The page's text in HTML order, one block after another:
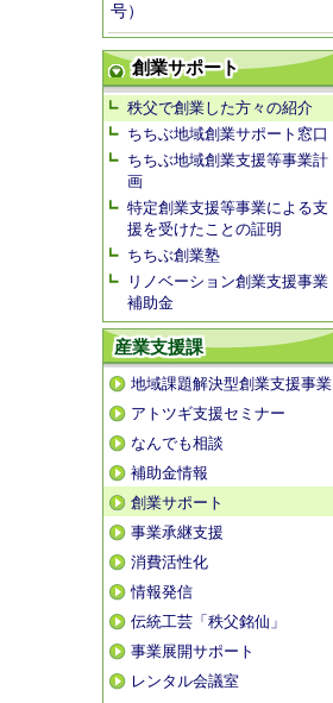
号）
創業サポート
秩父で創業した方々の紹介
ちちぶ地域創業サポート窓口
ちちぶ地域創業支援等事業計
画
特定創業支援等事業による支
援を受けたことの証明
ちちぶ創業塾
リノベーション創業支援事業
補助金
産業支援課
地域課題解決型創業支援事業
アトツギ支援セミナー
なんでも相談
補助金情報
創業サポート
事業承継支援
消費活性化
情報発信
伝統工芸「秩父銘仙」
事業展開サポート
レンタル会議室